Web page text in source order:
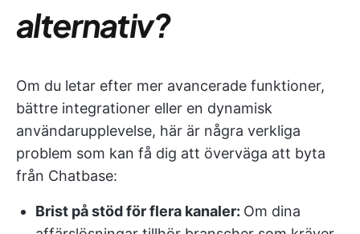
alternativ?
Om du letar efter mer avancerade funktioner,
bättre integrationer eller en dynamisk
användarupplevelse, här är några verkliga
problem som kan få dig att överväga att byta
från Chatbase:
Brist på stöd för flera kanaler: Om dina